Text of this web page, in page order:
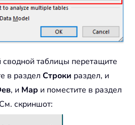
таблицы перетащите
в раздел Строки раздел, и
, и Мар и поместите в раздел
скриншот: